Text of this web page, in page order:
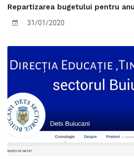
Repartizarea bugetului pentru
31/01/2020